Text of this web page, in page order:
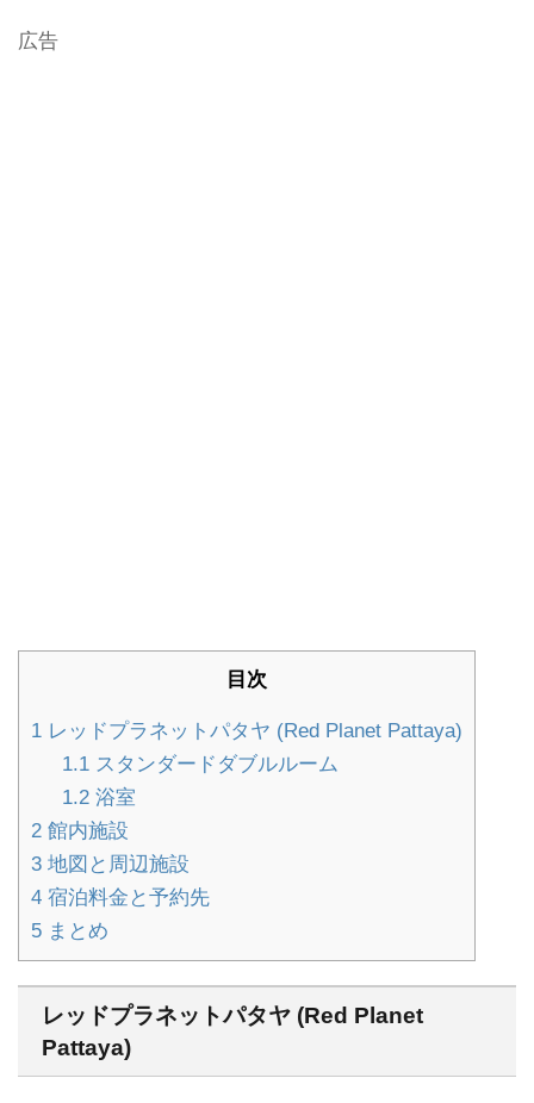
広告
目次
1 レッドプラネットパタヤ (Red Planet Pattaya)
1.1スタンダードダブルルーム
1.2浴室
2 館内施設
3 地図と周辺施設
4 宿泊料金と予約先
5 まとめ
レッドプラネットパタヤ (Red Planet
Pattaya)